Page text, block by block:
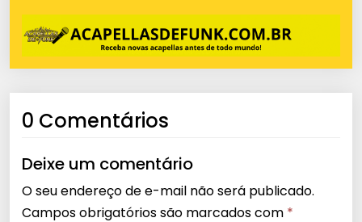
0 Comentários
Deixe um comentário
O seu endereço de e-mail não será publicado.
Campos obrigatórios são marcados com *